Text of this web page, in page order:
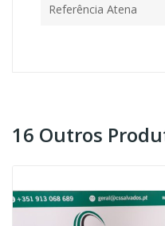
Referência Atena
16 Outros